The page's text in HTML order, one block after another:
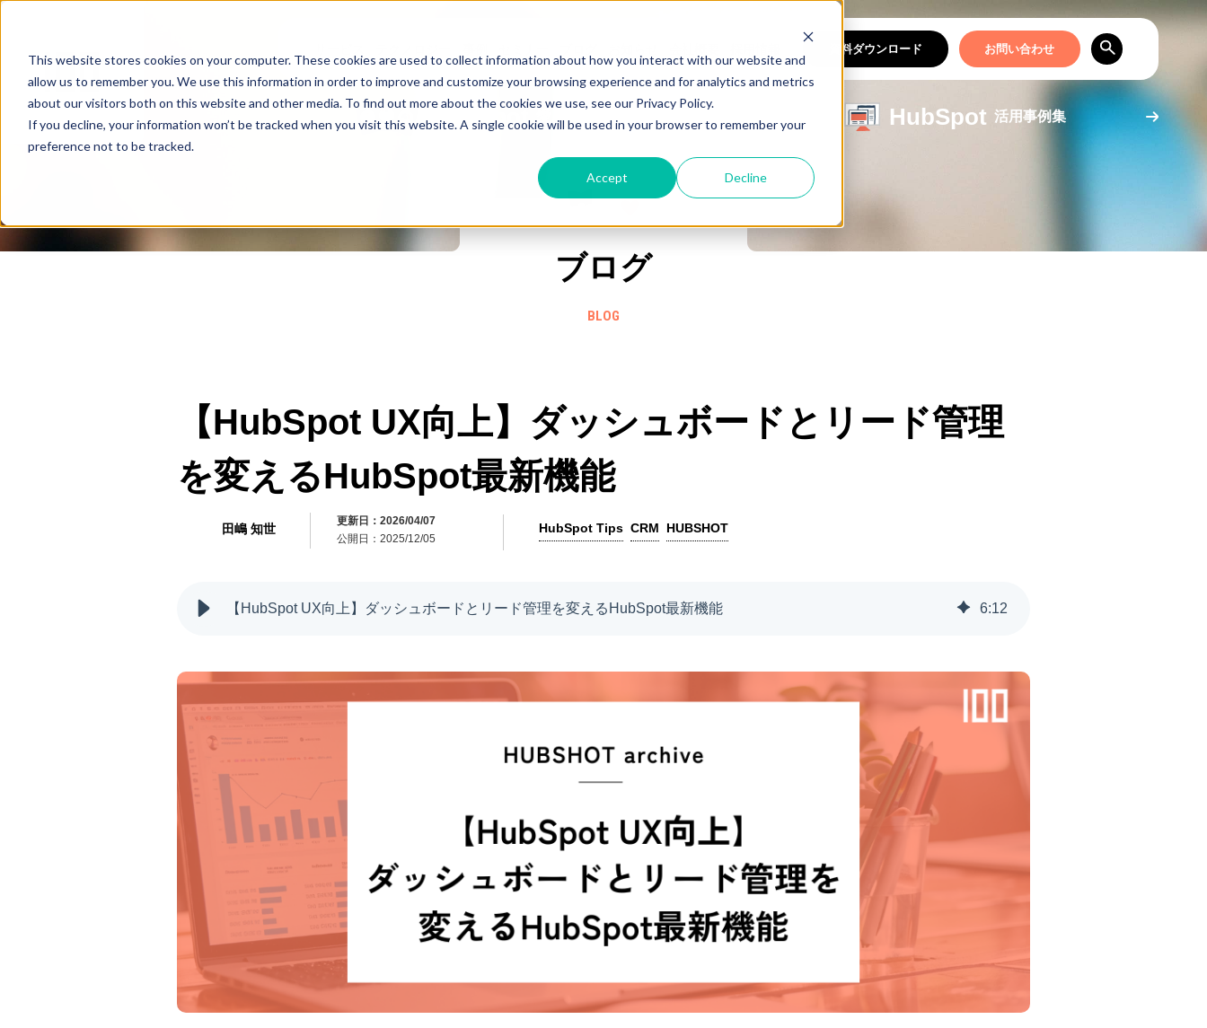
This website stores cookies on your computer. These cookies are used to collect information about how you interact with our website and
allow us to remember you. We use this information in order to improve and customize your browsing experience and for analytics and metrics
about our visitors both on this website and other media. To find out more about the cookies we use, see our Privacy Policy.
If you decline, your information won’t be tracked when you visit this website. A single cookie will be used in your browser to remember your
preference not to be tracked.
Accept Decline
資料ダウンロード お問い合わせ
HubSpot HubSpot 活用事例集
ブログ
BLOG
【HubSpot UX向上】ダッシュボードとリード管理
を変えるHubSpot最新機能
田嶋 知世
更新日：2026/04/07
公開日：2025/12/05
HubSpot Tips CRM HUBSHOT
【HubSpot UX向上】ダッシュボードとリード管理を変えるHubSpot最新機能 6:12